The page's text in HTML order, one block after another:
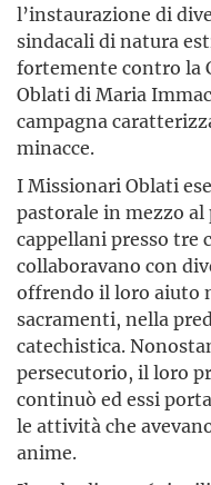
l’instaurazione di
sindacali di natura
fortemente contro la
Oblati di Maria
campagna
minacce.
I Missionari Oblati
pastorale in mezzo
cappellani presso tre
collaboravano con
offrendo il loro aiuto
sacramenti, nella
catechistica.
persecutorio, il loro
continuò ed essi
le attività che
anime.